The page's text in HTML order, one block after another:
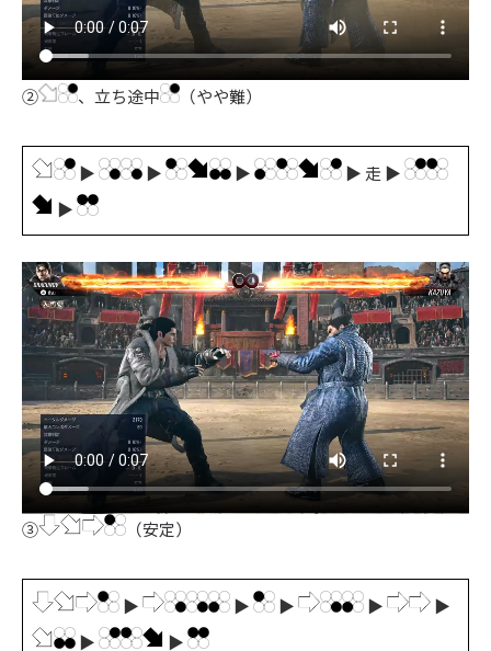
② 、立ち途中 （やや難）
▶ ▶ ▶
▶ 走 ▶
▶
③ （安定）
▶ ▶ ▶ ▶
▶
▶
▶